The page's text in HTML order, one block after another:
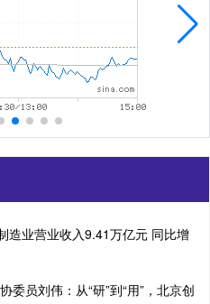
造业营业收入9.41万亿元 同比增
员刘伟：从“研”到“用”，北京创